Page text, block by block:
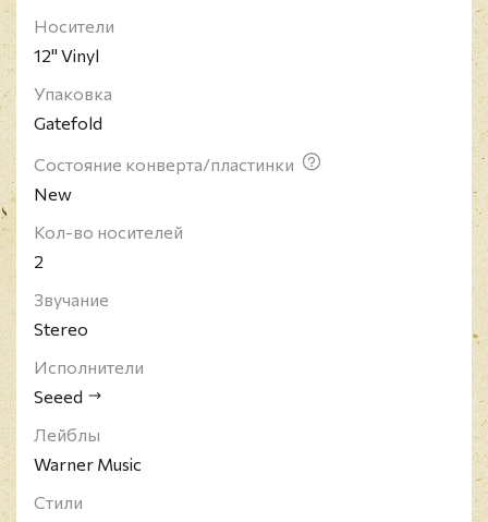
Understanding" ("Armagideon Time" Уилли Уильяма
со знаменитым Real Rock Riddim).
Носители
12" Vinyl
Упаковка
Gatefold
Состояние конверта/пластинки
New
Кол-во носителей
2
Звучание
Stereo
Исполнители
Seeed
Лейблы
Warner Music
Стили